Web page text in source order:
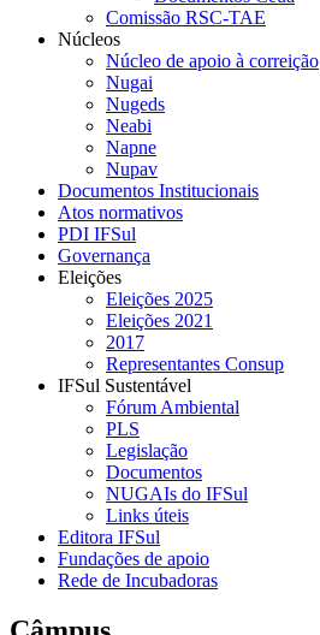
Comissão RSC-TAE
Núcleos
Núcleo de apoio à correição
Nugai
Nugeds
Neabi
Napne
Nupav
Documentos Institucionais
Atos normativos
PDI IFSul
Governança
Eleições
Eleições 2025
Eleições 2021
2017
Representantes Consup
IFSul Sustentável
Fórum Ambiental
PLS
Legislação
Documentos
NUGAIs do IFSul
Links úteis
Editora IFSul
Fundações de apoio
Rede de Incubadoras